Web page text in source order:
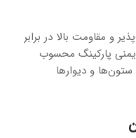
و مقاومت بالا در برابر
پارکینگ محسوب
و دیوارها